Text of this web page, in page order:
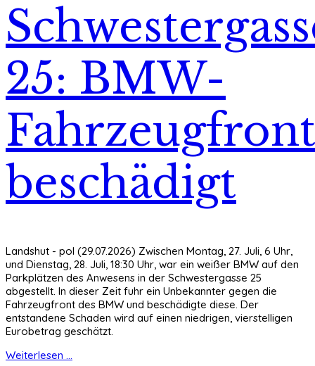
25: BMW-
Fahrzeugfront
beschädigt
Landshut - pol (29.07.2026) Zwischen Montag, 27. Juli, 6 Uhr,
und Dienstag, 28. Juli, 18:30 Uhr, war ein weißer BMW auf den
Parkplätzen des Anwesens in der Schwestergasse 25
abgestellt. In dieser Zeit fuhr ein Unbekannter gegen die
Fahrzeugfront des BMW und beschädigte diese. Der
entstandene Schaden wird auf einen niedrigen, vierstelligen
Eurobetrag geschätzt.
Weiterlesen ...